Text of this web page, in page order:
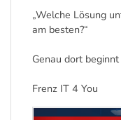
„Welche Lösung
am besten?“
Genau dort
Frenz IT 4 You